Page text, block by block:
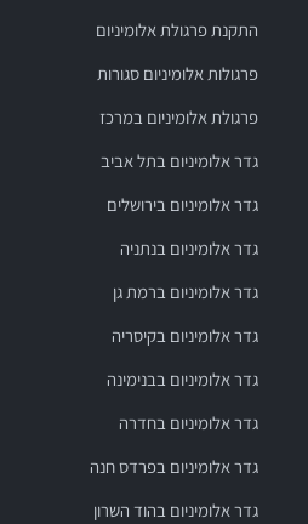
התקנת פרגולת אלומיניום
פרגולות אלומיניום סגורות
פרגולת אלומיניום במרכז
גדר אלומיניום בתל אביב
גדר אלומיניום בירושלים
גדר אלומיניום בנתניה
גדר אלומיניום ברמת גן
גדר אלומיניום בקיסריה
גדר אלומיניום בבנימינה
גדר אלומיניום בחדרה
גדר אלומיניום בפרדס חנה
גדר אלומיניום בהוד השרון